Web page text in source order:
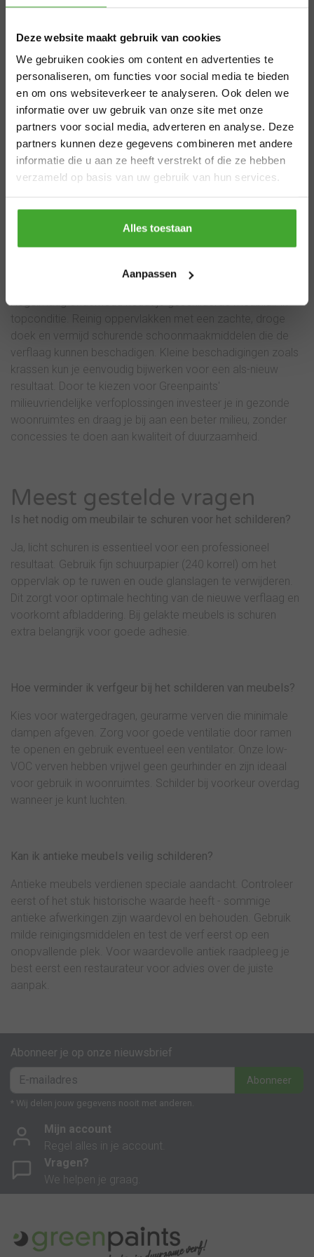
Deze website maakt gebruik van cookies
We gebruiken cookies om content en advertenties te
personaliseren, om functies voor social media te bieden
en om ons websiteverkeer te analyseren. Ook delen we
informatie over uw gebruik van onze site met onze
partners voor social media, adverteren en analyse. Deze
partners kunnen deze gegevens combineren met andere
informatie die u aan ze heeft verstrekt of die ze hebben
verzameld op basis van uw gebruik van hun services.
Alles toestaan
Aanpassen
kleurkeuze voor optimale
resultaten
Een goede voorbereiding bepaalt het eindresultaat van je
meubelproject. Zorg dat het meubelstuk volledig schoon en
droog is en verwijder oude verflagen waar nodig. Schuur
het oppervlak lichtjes op voor betere hechting en gebruik
een primer bij grote kleurverschillen of problematische
ondergronden. De kleurkeuze transformeert niet alleen het
meubelstuk, maar beïnvloedt de hele sfeer van je ruimte -
kies neutrale tinten voor tijdloze elegantie of gedurfde
Onderhoud en duurzame
keuzes voor langdurige
schoonheid
Regelmatig onderhoud houdt je geschilderde meubilair in
topconditie. Reinig oppervlakken met een zachte, droge
doek en vermijd schurende schoonmaakmiddelen die de
verflaag kunnen beschadigen. Kleine beschadigingen zoals
krassen kun je eenvoudig bijwerken voor een als-nieuw
resultaat. Door te kiezen voor Greenpaints'
milieuvriendelijke verfoplossingen investeer je in gezonde
woonruimtes en draag je bij aan een beter milieu, zonder
concessies te doen aan kwaliteit of duurzaamheid.
Meest gestelde vragen
Is het nodig om meubilair te schuren voor het schilderen?
Ja, licht schuren is essentieel voor een professioneel
resultaat. Gebruik fijn schuurpapier (240 korrel) om het
oppervlak op te ruwen en oude glanslagen te verwijderen.
Dit zorgt voor optimale hechting van de nieuwe verflaag en
voorkomt afbladdering. Bij gelakte meubels is schuren
extra belangrijk voor goede adhesie.
Hoe verminder ik verfgeur bij het schilderen van meubels?
Kies voor watergedragen, geurarme verven die minimale
dampen afgeven. Zorg voor goede ventilatie door ramen
te openen en gebruik eventueel een ventilator. Onze low-
VOC verven hebben vrijwel geen geurhinder en zijn ideaal
voor gebruik in woonruimtes. Schilder bij voorkeur overdag
wanneer je kunt luchten.
Kan ik antieke meubels veilig schilderen?
Antieke meubels verdienen speciale aandacht. Controleer
eerst of het stuk historische waarde heeft - sommige
antieke afwerkingen zijn waardevol en behouden. Gebruik
milde reinigingsmiddelen en test de verf eerst op een
onopvallende plek. Voor waardevolle antiek raadpleeg je
best eerst een restaurateur voor advies over de juiste
aanpak.
Abonneer je op onze nieuwsbrief
Abonneer
* Wij delen jouw gegevens nooit met anderen.
Mijn account
Regel alles in je account.
Vragen?
We helpen je graag.
Aangepaste
levertijden
zomervakantie
Van 29 juli t/m 7 augustus zijn wij gesloten.
Bestel je vóór 28 juli 12.00 uur? Dan
verzenden we nog volgens planning. Bestel
je later, dan kan de levertijd iets langer zijn.
Bedankt voor je begrip en een fijne zomer!